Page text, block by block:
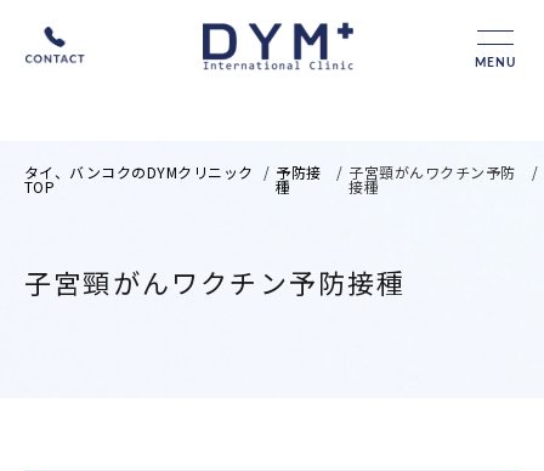
MENU
タイ、バンコクのDYMクリニック
TOP
/ 予防接
種
/ 子宮頸がんワクチン予防
接種
/
子宮頸がんワクチン予防接種